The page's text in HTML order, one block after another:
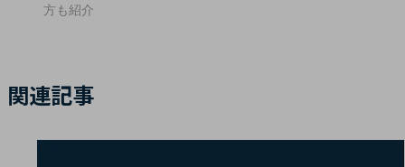
方も紹介
関連記事